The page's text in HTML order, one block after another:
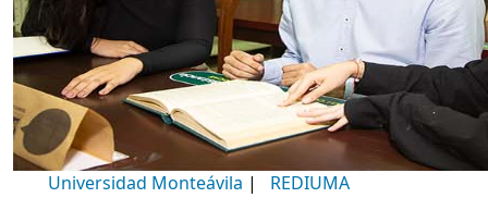
Universidad Monteávila | REDIUMA